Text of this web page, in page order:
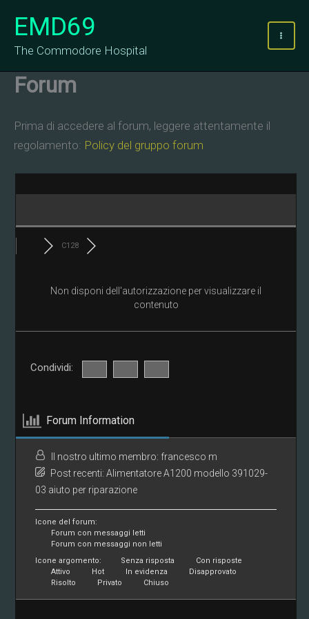
contenuto
EMD69
The Commodore Hospital
Forum
Prima di accedere al forum, leggere attentamente il
regolamento: Policy del gruppo forum
C128
Non disponi dell'autorizzazione per visualizzare il
contenuto
Condividi:
Forum Information
Il nostro ultimo membro: francesco m
Post recenti: Alimentatore A1200 modello 391029-
03 aiuto per riparazione
Icone del forum:
Forum con messaggi letti
Forum con messaggi non letti
Icone argomento:
Senza risposta
Con risposte
Attivo
Hot In evidenza
Disapprovato
Risolto
Privato Chiuso